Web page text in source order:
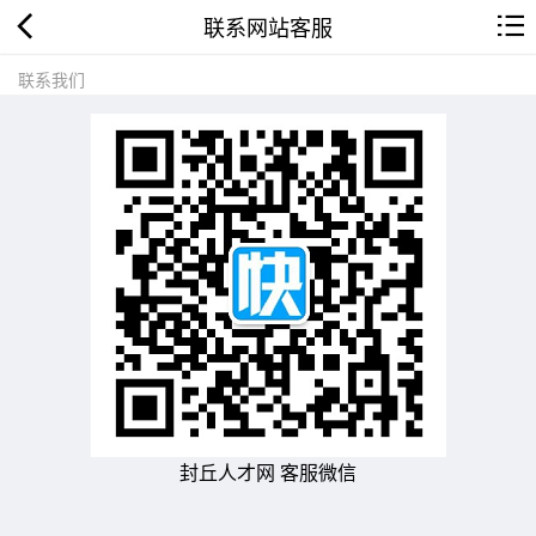
联系网站客服
联系我们
封丘人才网 客服微信